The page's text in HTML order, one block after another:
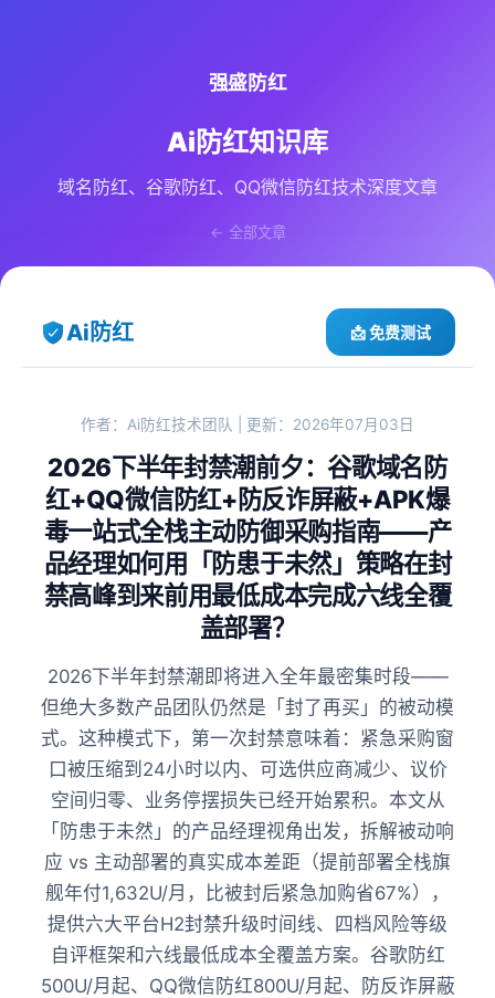
强盛防红
Ai防红知识库
域名防红、谷歌防红、QQ微信防红技术深度文章
← 全部文章
Ai防红 📩 免费测试
作者：Ai防红技术团队 | 更新：2026年07月03日
2026下半年封禁潮前夕：谷歌域名防
红+QQ微信防红+防反诈屏蔽+APK爆
毒一站式全栈主动防御采购指南——产
品经理如何用「防患于未然」策略在封
禁高峰到来前用最低成本完成六线全覆
盖部署？
2026下半年封禁潮即将进入全年最密集时段——
但绝大多数产品团队仍然是「封了再买」的被动模
式。这种模式下，第一次封禁意味着：紧急采购窗
口被压缩到24小时以内、可选供应商减少、议价
空间归零、业务停摆损失已经开始累积。本文从
「防患于未然」的产品经理视角出发，拆解被动响
应 vs 主动部署的真实成本差距（提前部署全栈旗
舰年付1,632U/月，比被封后紧急加购省67%），
提供六大平台H2封禁升级时间线、四档风险等级
自评框架和六线最低成本全覆盖方案。谷歌防红
500U/月起、QQ微信防红800U/月起、防反诈屏蔽